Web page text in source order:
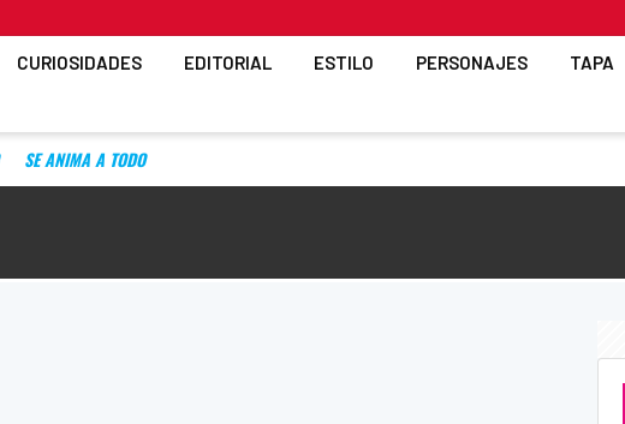
CURIOSIDADES EDITORIAL ESTILO PERSONAJES
TAPA
SE ANIMA A TODO